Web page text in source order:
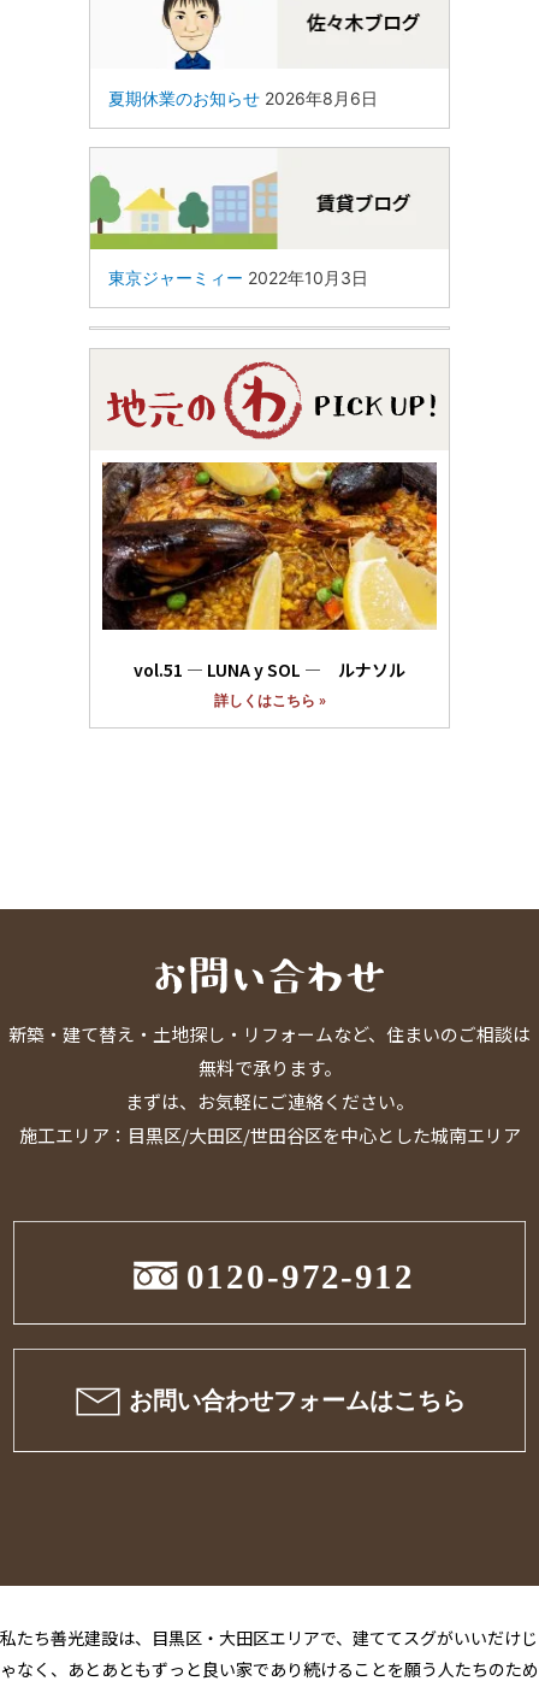
夏期休業のお知らせ 2026年8月6日
東京ジャーミィー 2022年10月3日
vol.51 ― LUNA y SOL ― ルナソル
詳しくはこちら »
新築・建て替え・土地探し・リフォームなど、住まいのご相談は
無料で承ります。
まずは、お気軽にご連絡ください。
施工エリア：目黒区/大田区/世田谷区を中心とした城南エリア
私たち善光建設は、目黒区・大田区エリアで、建ててスグがいいだけじ
ゃなく、あとあともずっと良い家であり続けることを願う人たちのため